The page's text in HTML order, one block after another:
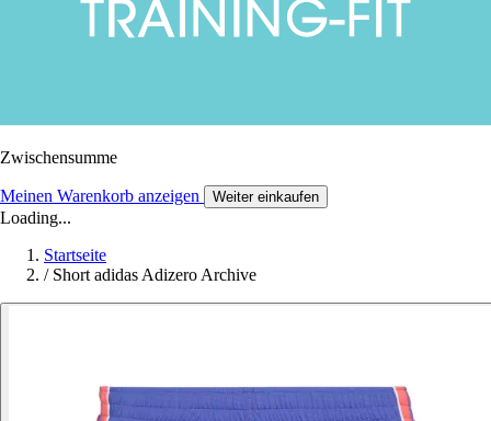
Zwischensumme
Meinen Warenkorb anzeigen Weiter einkaufen
Loading...
Startseite
/ Short adidas Adizero Archive